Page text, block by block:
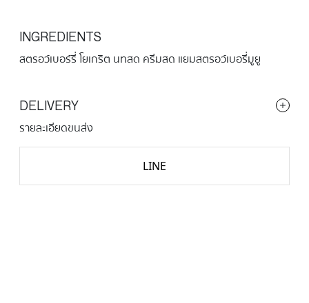
INGREDIENTS
สตรอว์เบอร์รี่ โยเกริต นทสด ครีมสด แยมสตรอว์เบอรี่มูยู
DELIVERY
รายละเอียดขนส่ง
LINE